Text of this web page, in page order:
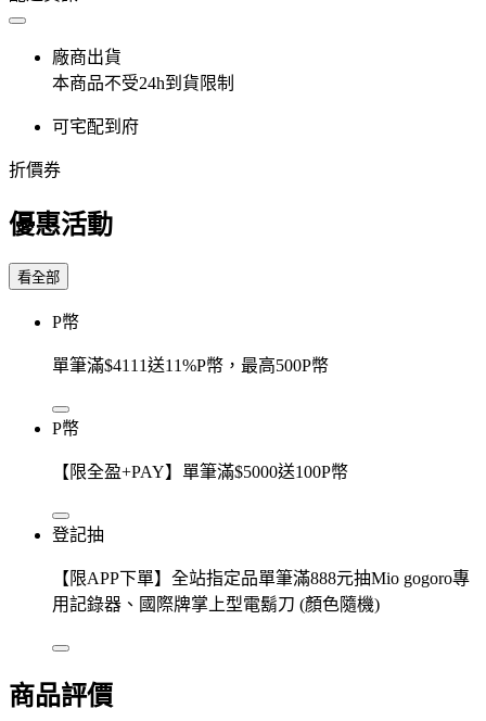
廠商出貨
本商品不受24h到貨限制
可宅配到府
折價券
優惠活動
看全部
P幣
單筆滿$4111送11%P幣，最高500P幣
P幣
【限全盈+PAY】單筆滿$5000送100P幣
登記抽
【限APP下單】全站指定品單筆滿888元抽Mio gogoro專
用記錄器、國際牌掌上型電鬍刀 (顏色隨機)
商品評價